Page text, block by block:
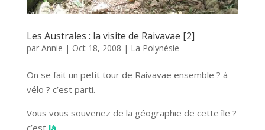
Les Australes : la visite de Raivavae [2]
par Annie | Oct 18, 2008 | La Polynésie
On se fait un petit tour de Raivavae ensemble ? à
vélo ? c’est parti.
Vous vous souvenez de la géographie de cette île ?